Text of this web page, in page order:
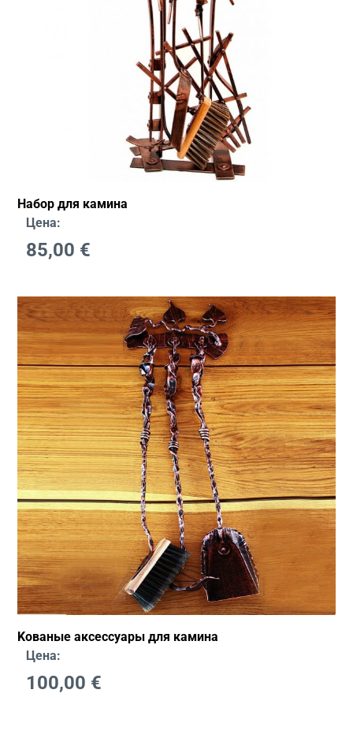
Набор для камина
Цена:
85,00 €
Kованые аксессуары для камина
Цена:
100,00 €